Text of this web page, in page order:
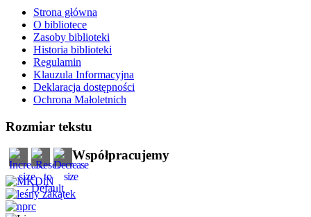
Strona główna
O bibliotece
Zasoby biblioteki
Historia biblioteki
Regulamin
Klauzula Informacyjna
Deklaracja dostępności
Ochrona Małoletnich
Rozmiar tekstu
Współpracujemy